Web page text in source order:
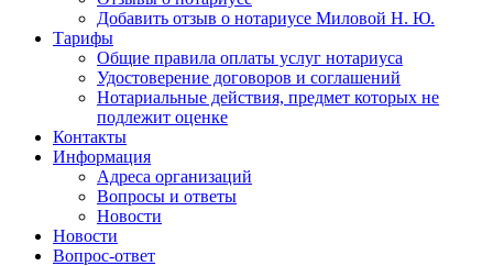
Добавить отзыв о нотариусе Миловой Н. Ю.
Тарифы
Общие правила оплаты услуг нотариуса
Удостоверение договоров и соглашений
Нотариальные действия, предмет которых не
подлежит оценке
Контакты
Информация
Адреса организаций
Вопросы и ответы
Новости
Новости
Вопрос-ответ